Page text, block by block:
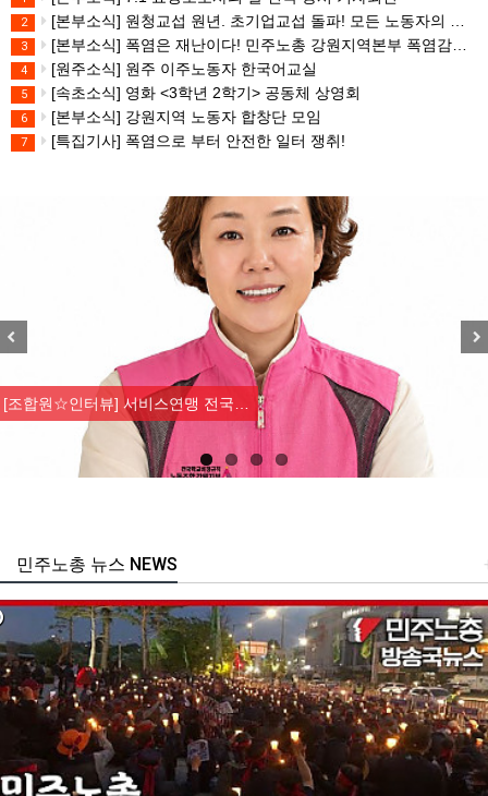
2 [본부소식] 원청교섭 원년. 초기업교섭 돌파! 모든 노동자의 노동기본권 쟁취! 민주노총 7.15 총파업대회
3 [본부소식] 폭염은 재난이다! 민주노총 강원지역본부 폭염감시단 선포 기자회견
4 [원주소식] 원주 이주노동자 한국어교실
5 [속초소식] 영화 <3학년 2학기> 공동체 상영회
6 [본부소식] 강원지역 노동자 합창단 모임
7 [특집기사] 폭염으로 부터 안전한 일터 쟁취!
[조합원☆인터뷰] 서비스연맹 전국…
주노총 뉴스 NEWS